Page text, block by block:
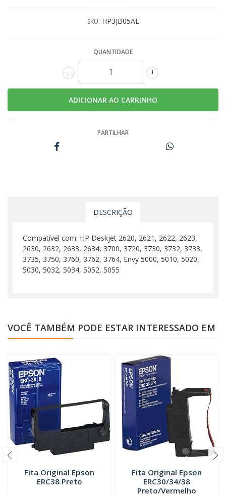
SKU: HP3JB05AE
QUANTIDADE
+
-
PARTILHAR
DESCRIÇÃO
Compatível com: HP Deskjet 2620, 2621, 2622, 2623,
2630, 2632, 2633, 2634, 3700, 3720, 3730, 3732, 3733,
3735, 3750, 3760, 3762, 3764, Envy 5000, 5010, 5020,
5030, 5032, 5034, 5052, 5055
VOCÊ TAMBÉM PODE ESTAR INTERESSADO EM
Fita Original Epson
ERC38 Preto
Fita Original Epson
ERC30/34/38
Preto/Vermelho